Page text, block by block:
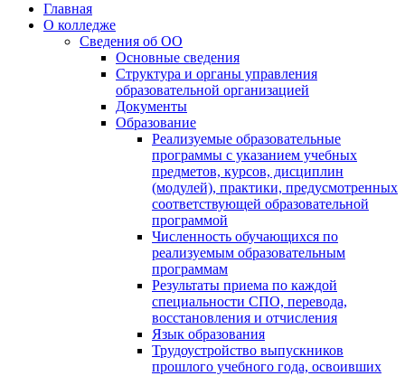
Главная
О колледже
Сведения об ОО
Основные сведения
Структура и органы управления
образовательной организацией
Документы
Образование
Реализуемые образовательные
программы с указанием учебных
предметов, курсов, дисциплин
(модулей), практики, предусмотренных
соответствующей образовательной
программой
Численность обучающихся по
реализуемым образовательным
программам
Результаты приема по каждой
специальности СПО, перевода,
восстановления и отчисления
Язык образования
Трудоустройство выпускников
прошлого учебного года, освоивших